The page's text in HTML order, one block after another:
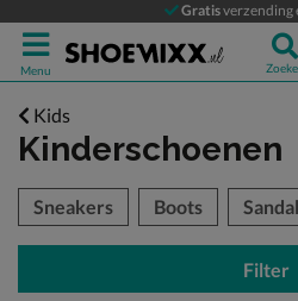
Gratisverzending
Menu
Kids
Kinderschoenen
over
Sneakers Boots
Filter